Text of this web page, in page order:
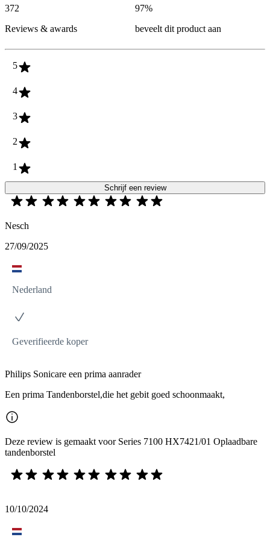
372
Reviews & awards
97%
beveelt dit product aan
5
4
3
2
1
Schrijf een review
Nesch
27/09/2025
Nederland
Geverifieerde koper
Philips Sonicare een prima aanrader
Een prima Tandenborstel,die het gebit goed schoonmaakt,
Deze review is gemaakt voor Series 7100 HX7421/01 Oplaadbare
tandenborstel
10/10/2024